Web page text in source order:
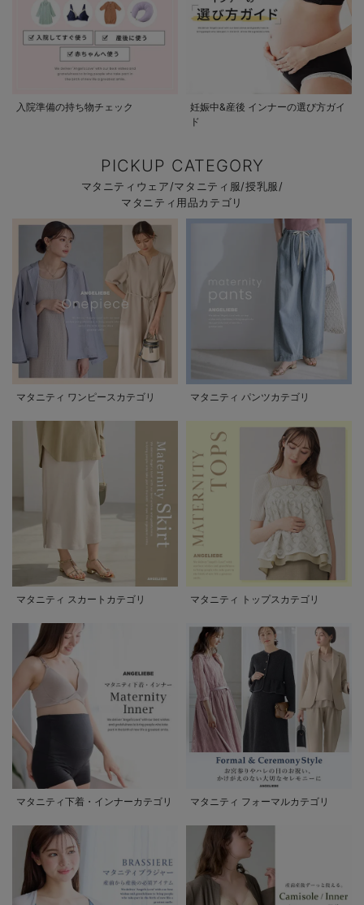
入院準備の持ち物チェック
妊娠中&産後 インナーの選び方ガイ
ド
PICKUP CATEGORY
マタニティウェア/マタニティ服/授乳服/
マタニティ用品カテゴリ
マタニティ ワンピースカテゴリ マタニティ パンツカテゴリ
マタニティ スカートカテゴリ マタニティ トップスカテゴリ
マタニティ下着・インナーカテゴリ マタニティ フォーマルカテゴリ